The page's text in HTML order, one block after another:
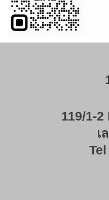
119/1-
เ